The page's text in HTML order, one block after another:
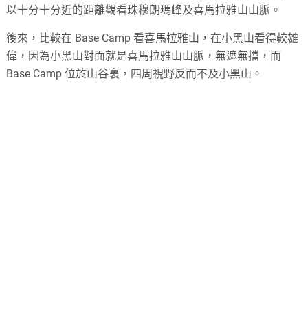
以十分十分近的距離觀看珠穆朗瑪峰及喜馬拉雅山山脈。
後來，比較在 Base Camp 看喜馬拉雅山，在小黑山看得較雄
偉，因為小黑山對面就是喜馬拉雅山山脈，無遮無擋，而
Base Camp 位於山谷裏，四周視野反而不及小黑山。